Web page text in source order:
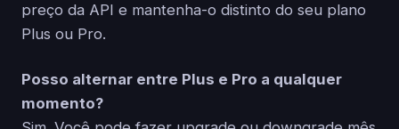
preço da API e mantenha-o distinto do seu plano
Plus ou Pro.
Posso alternar entre Plus e Pro a qualquer
momento?